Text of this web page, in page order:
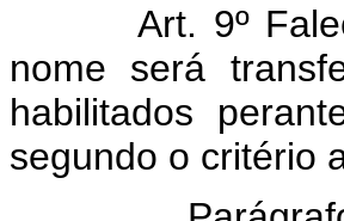
Art. 9º
nome será
habilitados
segundo o critério